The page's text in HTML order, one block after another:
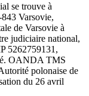
se trouve à
Varsovie,
de Varsovie à
judiciaire national,
5262759131,
OANDA TMS
polonaise de
du 26 avril